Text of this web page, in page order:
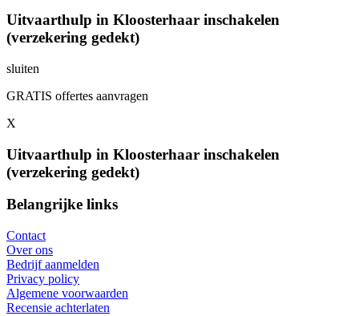
Uitvaarthulp in Kloosterhaar inschakelen
(verzekering gedekt)
sluiten
GRATIS offertes aanvragen
X
Uitvaarthulp in Kloosterhaar inschakelen
(verzekering gedekt)
Belangrijke links
Contact
Over ons
Bedrijf aanmelden
Privacy policy
Algemene voorwaarden
Recensie achterlaten